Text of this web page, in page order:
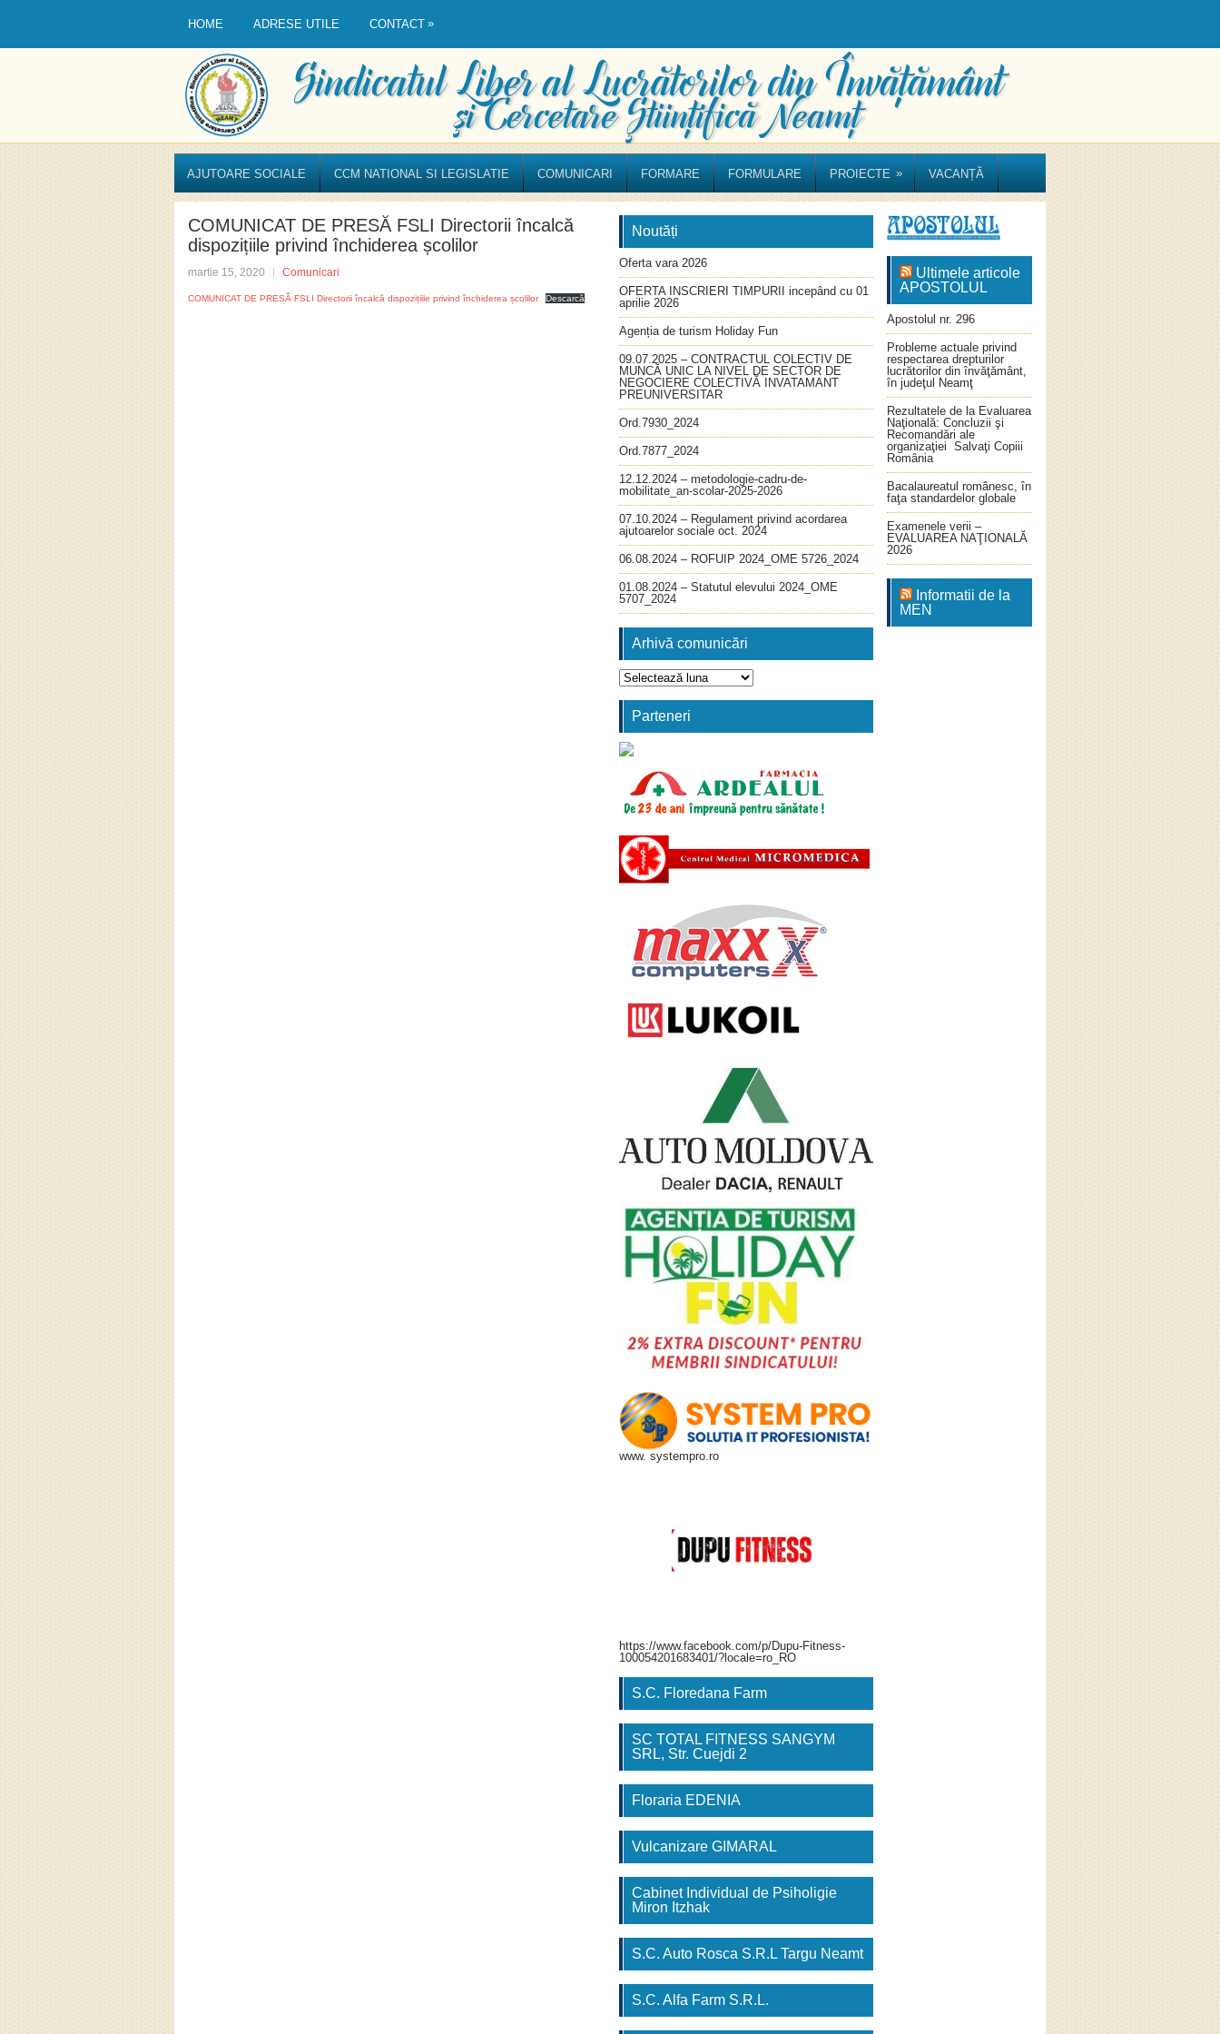
HOME ADRESE UTILE CONTACT »
AJUTOARE SOCIALE CCM NATIONAL SI LEGISLATIE COMUNICARI FORMARE FORMULARE PROIECTE » VACANȚĂ
COMUNICAT DE PRESĂ FSLI Directorii încalcă
dispozițiile privind închiderea școlilor
martie 15, 2020 Comunicari
COMUNICAT DE PRESĂ FSLI Directorii încalcă dispozițiile privind închiderea școlilor Descarcă
Noutăți
Oferta vara 2026
OFERTA INSCRIERI TIMPURII incepând cu 01
aprilie 2026
Agenția de turism Holiday Fun
09.07.2025 – CONTRACTUL COLECTIV DE
MUNCĂ UNIC LA NIVEL DE SECTOR DE
NEGOCIERE COLECTIVĂ INVATAMANT
PREUNIVERSITAR
Ord.7930_2024
Ord.7877_2024
12.12.2024 – metodologie-cadru-de-
mobilitate_an-scolar-2025-2026
07.10.2024 – Regulament privind acordarea
ajutoarelor sociale oct. 2024
06.08.2024 – ROFUIP 2024_OME 5726_2024
01.08.2024 – Statutul elevului 2024_OME
5707_2024
Arhivă comunicări
Arhivă
comunicări
Parteneri
www. systempro.ro
https://www.facebook.com/p/Dupu-Fitness-
100054201683401/?locale=ro_RO
S.C. Floredana Farm
SC TOTAL FITNESS SANGYM
SRL, Str. Cuejdi 2
Floraria EDENIA
Vulcanizare GIMARAL
Cabinet Individual de Psiholigie
Miron Itzhak
S.C. Auto Rosca S.R.L Targu Neamt
S.C. Alfa Farm S.R.L.
Ultimele articole
APOSTOLUL
Apostolul nr. 296
Probleme actuale privind
respectarea drepturilor
lucrătorilor din învăţământ,
în judeţul Neamţ
Rezultatele de la Evaluarea
Naţională: Concluzii şi
Recomandări ale
organizaţiei Salvaţi Copiii
România
Bacalaureatul românesc, în
faţa standardelor globale
Examenele verii –
EVALUAREA NAŢIONALĂ
2026
Informatii de la
MEN